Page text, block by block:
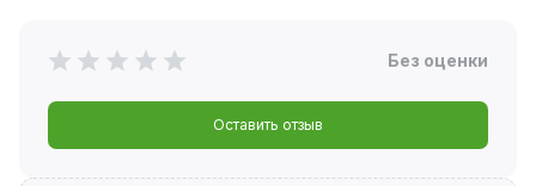
Без оценки
Оставить отзыв